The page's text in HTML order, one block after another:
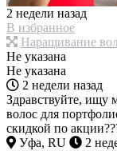
2 недели назад
В избранное
Наращивание
Не указана
Не указана
2 недели назад
Здравствуйте, ищу
волос для
скидкой по
Уфа, RU
2